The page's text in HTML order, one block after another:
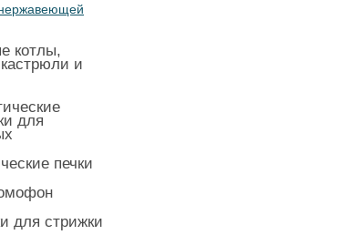
котлы,
и
для
печки
для стрижки